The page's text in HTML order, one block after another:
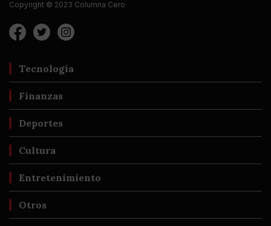
Copyright © 2023 Columna Cero
Tecnología
Finanzas
Deportes
Cultura
Entretenimiento
Otros